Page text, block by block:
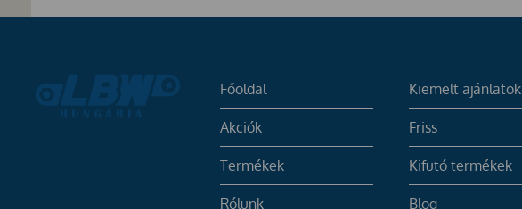
Főoldal
Akciók
Termékek
Rólunk
Kiemelt ajánlatok
Friss
Kifutó termékek
Blog